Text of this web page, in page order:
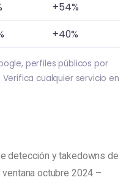
+54%
+40%
perfiles públicos por
cualquier servicio en
detección y takedowns de
octubre 2024 –